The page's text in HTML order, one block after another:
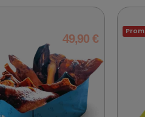
49,90 €